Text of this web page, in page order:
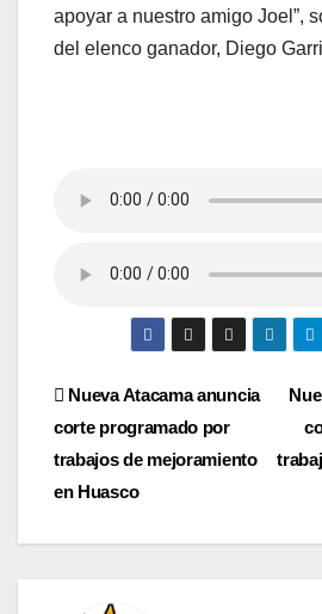
apoyar a nuestro amigo Joel”,
del elenco ganador, Diego
Navegación
de
entradas
Nueva Atacama anuncia
corte programado por
trabajos de mejoramiento
en Huasco